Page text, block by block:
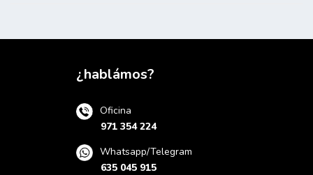
¿hablámos?
Oficina
971 354 224
Whatsapp/Telegram
635 045 915